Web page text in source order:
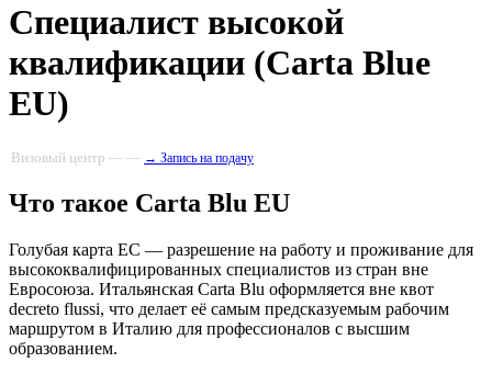
Специалист высокой
квалификации (Carta Blue
EU)
Визовый центр — — → Запись на подачу
Что такое Carta Blu EU
Голубая карта ЕС — разрешение на работу и проживание для
высококвалифицированных специалистов из стран вне
Евросоюза. Итальянская Carta Blu оформляется вне квот
decreto flussi, что делает её самым предсказуемым рабочим
маршрутом в Италию для профессионалов с высшим
образованием.